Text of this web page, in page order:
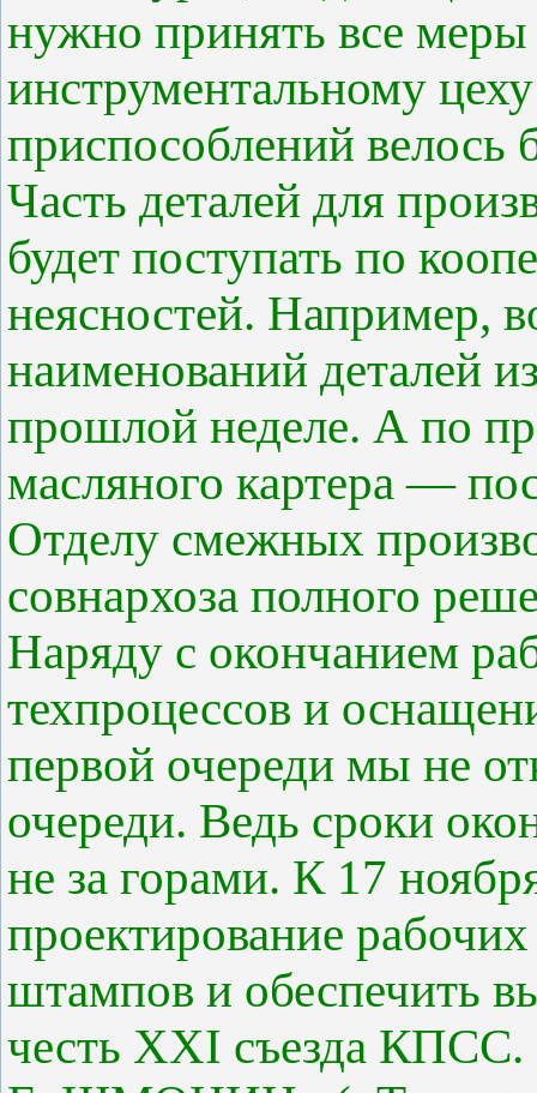
нужно принять все
инструментальному
приспособлений велось
Часть деталей для
будет поступать по
неясностей. Например,
наименований деталей
прошлой неделе. А по
масляного картера —
Отделу смежных
совнархоза полного
Наряду с окончанием
техпроцессов и
первой очереди мы не
очереди. Ведь сроки
не за горами. К 17
проектирование
штампов и обеспечить
честь XXI съезда КПСС.